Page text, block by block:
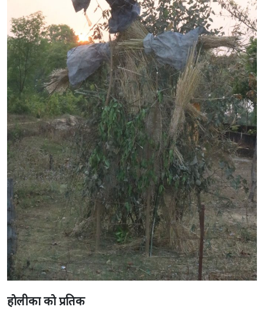
हाेलीका काे प्रतिक